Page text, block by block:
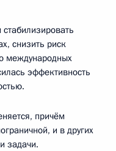
снизить риск
международных
эффективность
причём
и в других
задачи.